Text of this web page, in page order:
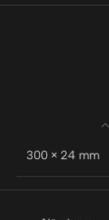
300 × 24 mm